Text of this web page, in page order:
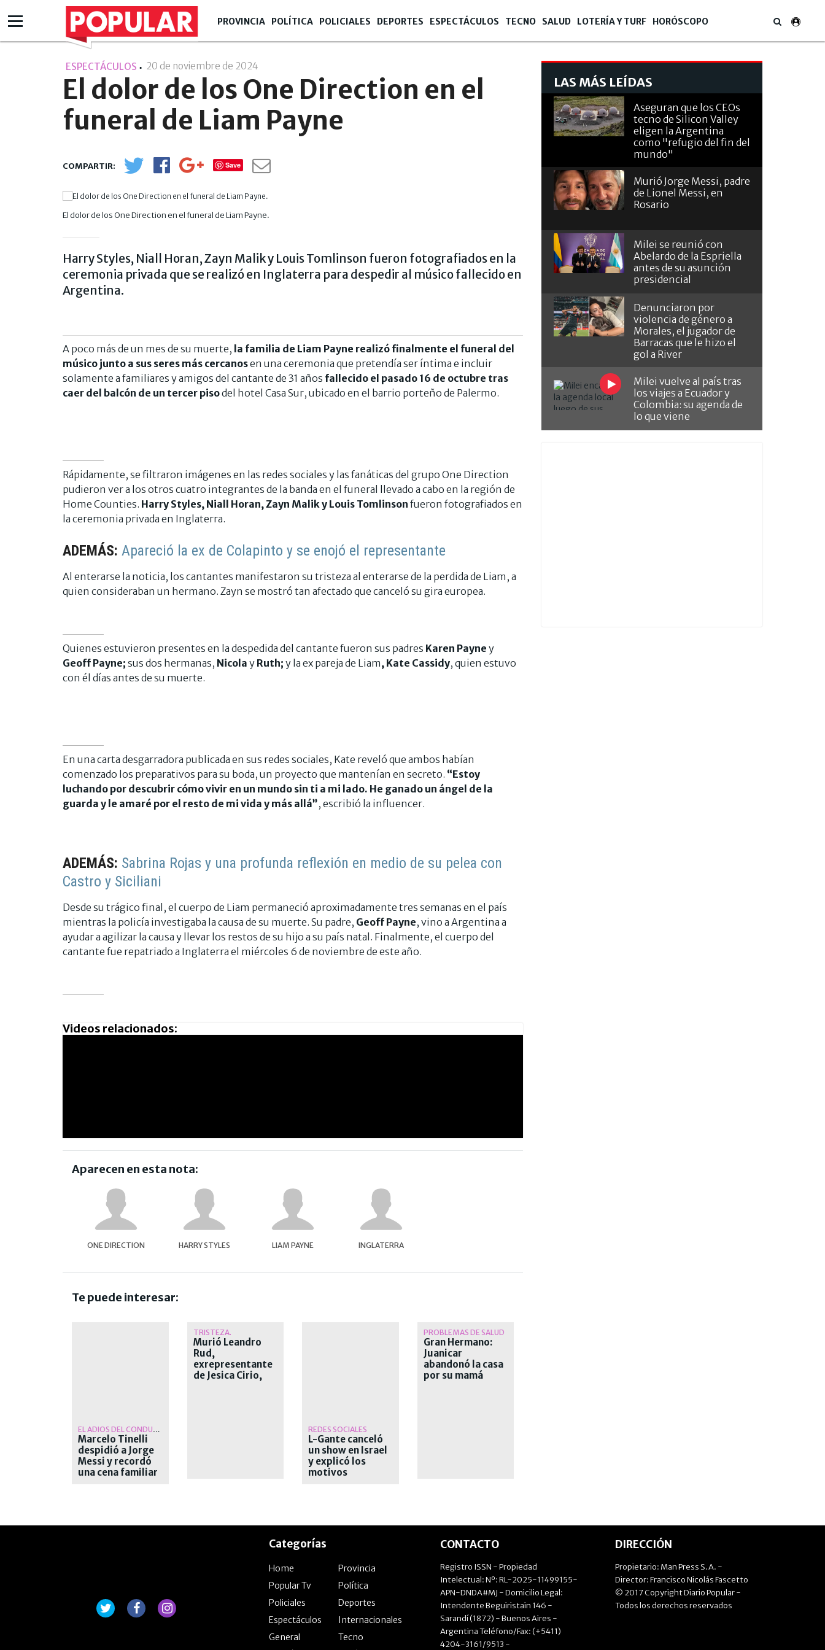
PROVINCIA POLÍTICA POLICIALES DEPORTES ESPECTÁCULOS TECNO SALUD LOTERÍA Y TURF HORÓSCOPO
ESPECTÁCULOS 20 de noviembre de 2024
El dolor de los One Direction en el
funeral de Liam Payne
Save
El dolor de los One Direction en el funeral de Liam Payne.
Harry Styles, Niall Horan, Zayn Malik y Louis Tomlinson fueron fotografiados en la
ceremonia privada que se realizó en Inglaterra para despedir al músico fallecido en
Argentina.
A poco más de un mes de su muerte, la familia de Liam Payne realizó finalmente el funeral del
músico junto a sus seres más cercanosen una ceremonia que pretendía ser íntima e incluir
solamente a familiares y amigos del cantante de 31 años fallecido el pasado 16 de octubre tras
caer del balcón de un tercer pisodel hotel Casa Sur, ubicado en el barrio porteño de Palermo.
Rápidamente, se filtraron imágenes en las redes sociales y las fanáticas del grupo One Direction
pudieron ver a los otros cuatro integrantes de la banda en el funeral llevado a cabo en la región de
Home Counties. Harry Styles, Niall Horan, Zayn Malik y Louis Tomlinson fueron fotografiados en
la ceremonia privada en Inglaterra.
ADEMÁS: Apareció la ex de Colapinto y se enojó el representante
Al enterarse la noticia, los cantantes manifestaron su tristeza al enterarse de la perdida de Liam, a
quien consideraban un hermano. Zayn se mostró tan afectado que canceló su gira europea.
Quienes estuvieron presentes en la despedida del cantante fueron sus padres Karen Payne y
Geoff Payne; sus dos hermanas, Nicola y Ruth; y la ex pareja de Liam, Kate Cassidy, quien estuvo
con él días antes de su muerte.
En una carta desgarradora publicada en sus redes sociales, Kate reveló que ambos habían
comenzado los preparativos para su boda, un proyecto que mantenían en secreto. “Estoy
luchando por descubrir cómo vivir en un mundo sin ti a mi lado. He ganado un ángel de la
guarda y le amaré por el resto de mi vida y más allá”, escribió la influencer.
ADEMÁS: Sabrina Rojas y una profunda reflexión en medio de su pelea con
Castro y Siciliani
Desde su trágico final, el cuerpo de Liam permaneció aproximadamente tres semanas en el país
mientras la policía investigaba la causa de su muerte. Su padre, Geoff Payne, vino a Argentina a
ayudar a agilizar la causa y llevar los restos de su hijo a su país natal. Finalmente, el cuerpo del
cantante fue repatriado a Inglaterra el miércoles 6 de noviembre de este año.
Videos relacionados:
Aparecen en esta nota:
ONE DIRECTION HARRY STYLES LIAM PAYNE INGLATERRA
Te puede interesar:
EL ADIOS DEL CONDUCTOR
Marcelo Tinelli
despidió a Jorge
Messi y recordó
una cena familiar
TRISTEZA.
Murió Leandro
Rud,
exrepresentante
de Jesica Cirio,
REDES SOCIALES
L-Gante canceló
un show en Israel
y explicó los
motivos
PROBLEMAS DE SALUD
Gran Hermano:
Juanicar
abandonó la casa
por su mamá
LAS MÁS LEÍDAS
Aseguran que los CEOs
tecno de Silicon Valley
eligen la Argentina
como "refugio del fin del
mundo"
Murió Jorge Messi, padre
de Lionel Messi, en
Rosario
Milei se reunió con
Abelardo de la Espriella
antes de su asunción
presidencial
Denunciaron por
violencia de género a
Morales, el jugador de
Barracas que le hizo el
gol a River
Milei vuelve al país tras
los viajes a Ecuador y
Colombia: su agenda de
lo que viene
Categorías
Home
Provincia
Popular Tv
Política
Policiales
Deportes
Espectáculos
Internacionales
General
Tecno
CONTACTO
Registro ISSN - Propiedad
Intelectual: Nº: RL-2025-11499155-
APN-DNDA#MJ - Domicilio Legal:
Intendente Beguiristain 146 -
Sarandí (1872) - Buenos Aires -
Argentina Teléfono/Fax: (+5411)
4204-3161/9513 -
DIRECCIÓN
Propietario: Man Press S.A. -
Director: Francisco Nicolás Fascetto
© 2017 Copyright Diario Popular -
Todos los derechos reservados